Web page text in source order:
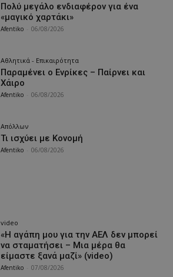
Πολύ μεγάλο ενδιαφέρον για ένα
«μαγικό χαρτάκι»
Afentiko 06/08/2026
Αθλητικά - Επικαιρότητα
Παραμένει ο Ενρίκες – Παίρνει και
Χάιρο
Afentiko 06/08/2026
Απόλλων
Τι ισχύει με Κονομή
Afentiko 06/08/2026
video
«Η αγάπη μου για την ΑΕΛ δεν μπορεί
να σταματήσει – Μια μέρα θα
είμαστε ξανά μαζί» (video)
Afentiko 07/08/2026